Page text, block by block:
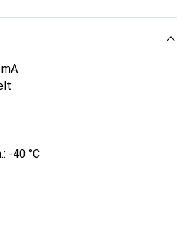
-40 °C
-40 bis +105 °C